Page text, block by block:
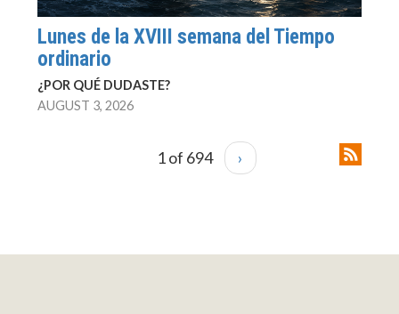
Lunes de la XVIII semana del Tiempo
ordinario
¿POR QUÉ DUDASTE?
AUGUST 3, 2026
1 of 694 ›